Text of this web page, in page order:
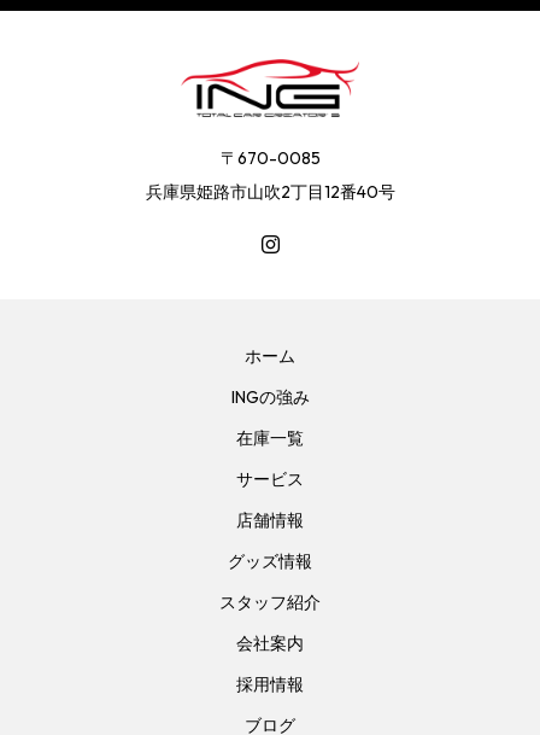
〒670-0085
兵庫県姫路市山吹2丁目12番40号
ホーム
INGの強み
在庫一覧
サービス
店舗情報
グッズ情報
スタッフ紹介
会社案内
採用情報
ブログ